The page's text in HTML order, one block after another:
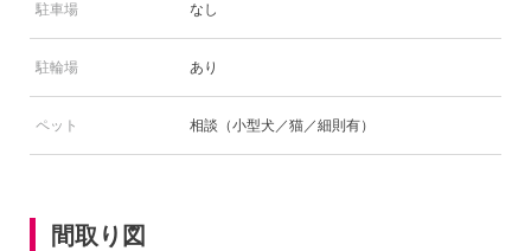
駐車場 なし
駐輪場 あり
ペット 相談（小型犬／猫／細則有）
間取り図